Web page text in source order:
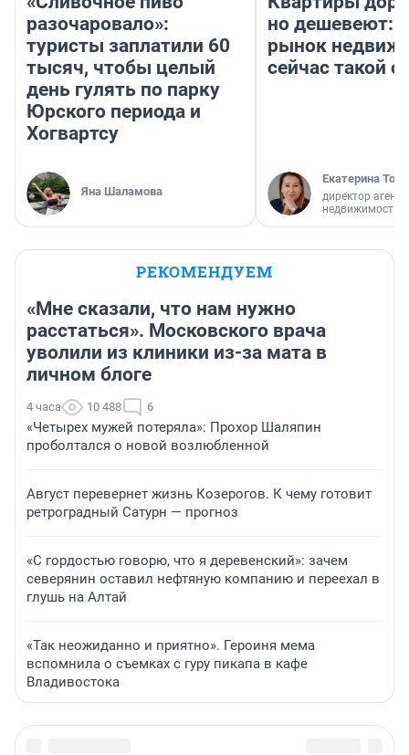
разочаровало»:
туристы заплатили 60
тысяч, чтобы целый
день гулять по парку
Юрского периода и
Хогвартсу
Яна Шаламова
но дешевеют:
рынок
сейчас такой
Екатерина
директор
недвижимости
РЕКОМЕНДУЕМ
«Мне сказали, что нам нужно
расстаться». Московского врача
уволили из клиники из-за мата в
личном блоге
4 часа 10 488 6
«Четырех мужей потеряла»: Прохор Шаляпин
проболтался о новой возлюбленной
Август перевернет жизнь Козерогов. К чему готовит
ретроградный Сатурн — прогноз
«С гордостью говорю, что я деревенский»: зачем
северянин оставил нефтяную компанию и переехал в
глушь на Алтай
«Так неожиданно и приятно». Героиня мема
вспомнила о съемках с гуру пикапа в кафе
Владивостока